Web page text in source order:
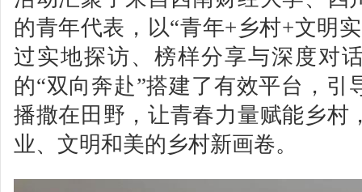
的青年代表，以“青年+乡村+文明
过实地探访、榜样分享与深度对
的“双向奔赴”搭建了有效平台，引
播撒在田野，让青春力量赋能乡村
业、文明和美的乡村新画卷。